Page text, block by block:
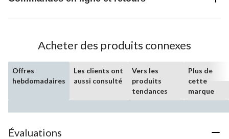
Acheter des produits connexes
Offres
hebdomadaires
Les clients ont
aussi consulté
Vers les
produits
tendances
Plus de
cette
marque
Évaluations